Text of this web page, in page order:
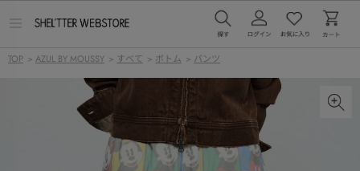
ー
TOP > AZUL BY MOUSSY > すべて > ボトム > パンツ